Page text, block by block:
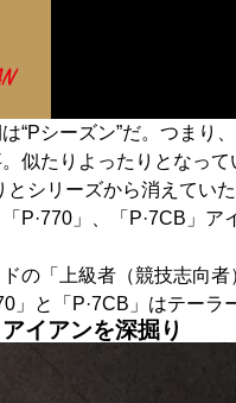
“Pシーズン”だ。つま
似たりよったりとなって
とシリーズから消えてい
P·770」、「P·7CB」
の「上級者（競技志向
」と「P·7CB」はテー
イアンを深掘り
ンキング
テクニック